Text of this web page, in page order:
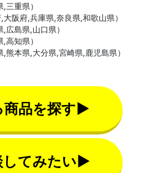
重県）
阪府,兵庫県,奈良県,和歌山県）
島県,山口県）
高知県）
本県,大分県,宮崎県,鹿児島県）
商品を探す▶
してみたい▶